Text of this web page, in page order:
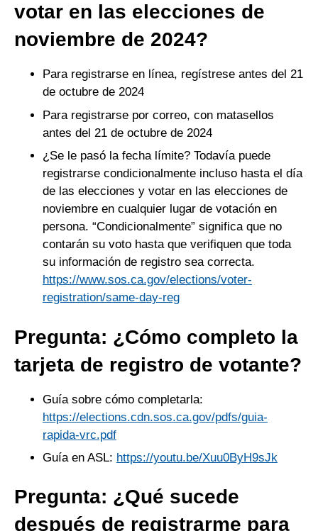
votar en las elecciones de
noviembre de 2024?
Para registrarse en línea, regístrese antes del 21
de octubre de 2024
Para registrarse por correo, con matasellos
antes del 21 de octubre de 2024
¿Se le pasó la fecha límite? Todavía puede
registrarse condicionalmente incluso hasta el día
de las elecciones y votar en las elecciones de
noviembre en cualquier lugar de votación en
persona. “Condicionalmente” significa que no
contarán su voto hasta que verifiquen que toda
su información de registro sea correcta.
https://www.sos.ca.gov/elections/voter-
registration/same-day-reg
Pregunta: ¿Cómo completo la
tarjeta de registro de votante?
Guía sobre cómo completarla:
https://elections.cdn.sos.ca.gov/pdfs/guia-
rapida-vrc.pdf
Guía en ASL: https://youtu.be/Xuu0ByH9sJk
Pregunta: ¿Qué sucede
después de registrarme para